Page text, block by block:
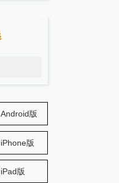
Android版
iPhone版
iPad版